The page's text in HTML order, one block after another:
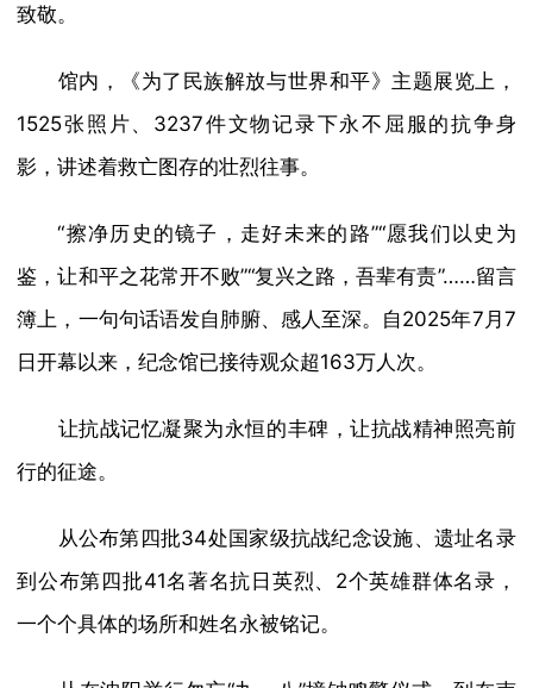
致敬。
馆内，《为了民族解放与世界和平》主题展览上，
1525张照片、3237件文物记录下永不屈服的抗争身
影，讲述着救亡图存的壮烈往事。
“擦净历史的镜子，走好未来的路”“愿我们以史为
鉴，让和平之花常开不败”“复兴之路，吾辈有责”……留言
簿上，一句句话语发自肺腑、感人至深。自2025年7月7
日开幕以来，纪念馆已接待观众超163万人次。
让抗战记忆凝聚为永恒的丰碑，让抗战精神照亮前
行的征途。
从公布第四批34处国家级抗战纪念设施、遗址名录
到公布第四批41名著名抗日英烈、2个英雄群体名录，
一个个具体的场所和姓名永被铭记。